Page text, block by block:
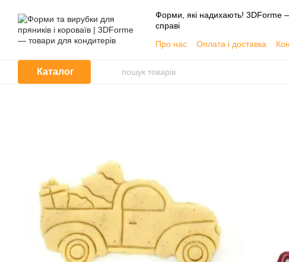
Форми, які надихають! 3DForme —
справі
Про нас
Оплата і доставка
Угода користувача
Каталог